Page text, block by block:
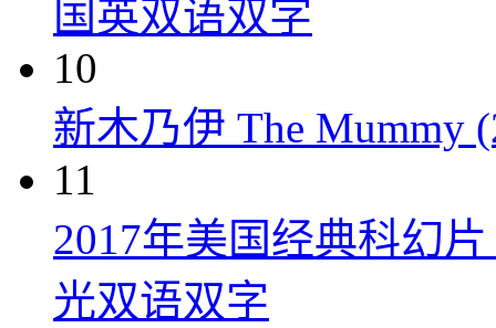
国英双语双字
10
新木乃伊 The Mummy
11
2017年美国经典科幻
光双语双字